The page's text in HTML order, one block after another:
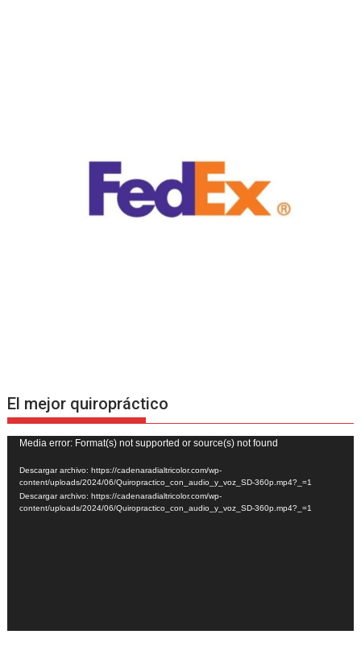
El mejor quiropráctico
Reproductor
de
vídeo
Media error: Format(s) not supported or source(s) not found
Descargar archivo: https://cadenaradialtricolor.com/wp-
content/uploads/2024/06/Quiropractico_con_audio_y_voz_SD-360p.mp4?_=1
Descargar archivo: https://cadenaradialtricolor.com/wp-
content/uploads/2024/06/Quiropractico_con_audio_y_voz_SD-360p.mp4?_=1